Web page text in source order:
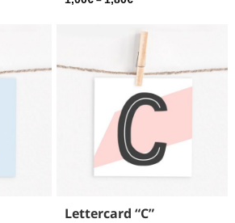
Lettercard “C”